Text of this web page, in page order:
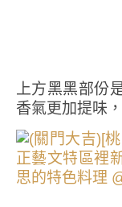
上方黑黑部份
香氣更加提味